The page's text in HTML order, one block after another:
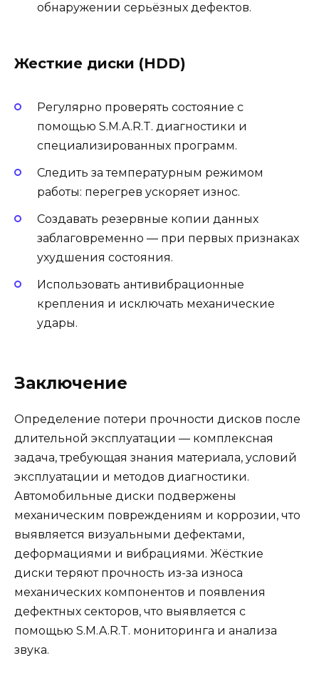
обнаружении серьёзных дефектов.
Жесткие диски (HDD)
Регулярно проверять состояние с
помощью S.M.A.R.T. диагностики и
специализированных программ.
Следить за температурным режимом
работы: перегрев ускоряет износ.
Создавать резервные копии данных
заблаговременно — при первых признаках
ухудшения состояния.
Использовать антивибрационные
крепления и исключать механические
удары.
Заключение
Определение потери прочности дисков после
длительной эксплуатации — комплексная
задача, требующая знания материала, условий
эксплуатации и методов диагностики.
Автомобильные диски подвержены
механическим повреждениям и коррозии, что
выявляется визуальными дефектами,
деформациями и вибрациями. Жёсткие
диски теряют прочность из-за износа
механических компонентов и появления
дефектных секторов, что выявляется с
помощью S.M.A.R.T. мониторинга и анализа
звука.